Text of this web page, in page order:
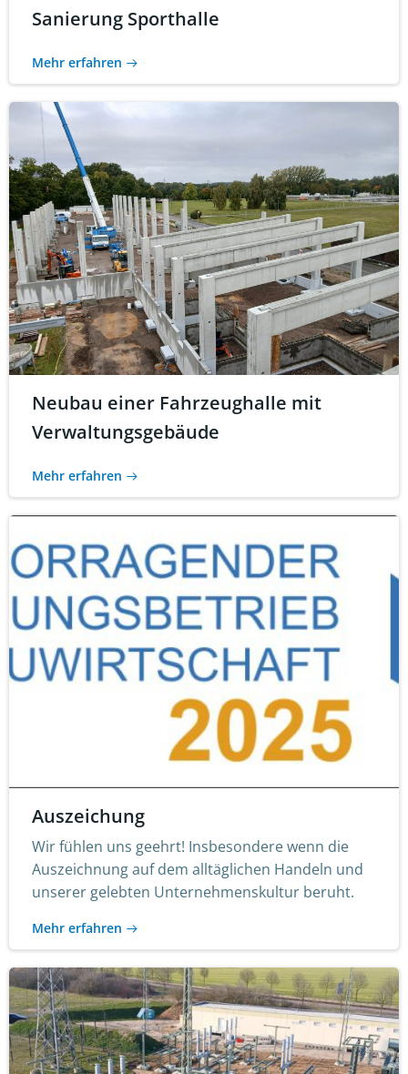
Sanierung Sporthalle
Mehr erfahren
Neubau einer Fahrzeughalle mit
Verwaltungsgebäude
Mehr erfahren
Auszeichung
Wir fühlen uns geehrt! Insbesondere wenn die
Auszeichnung auf dem alltäglichen Handeln und
unserer gelebten Unternehmenskultur beruht.
Mehr erfahren